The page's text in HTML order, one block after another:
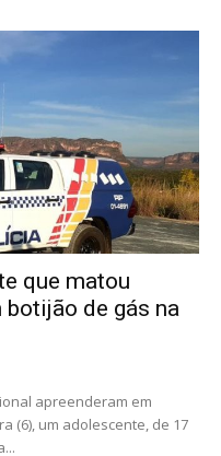
que matou
de gás na
apreenderam em
(6), um adolescente, de 17